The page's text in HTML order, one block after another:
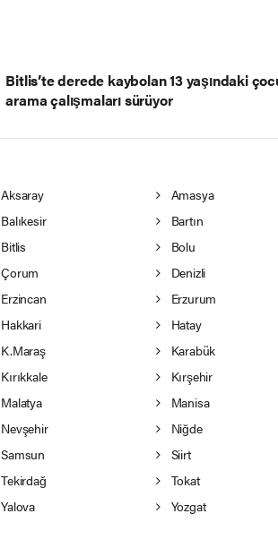
Bitlis’te derede kaybolan 13 yaşındaki
arama çalışmaları sürüyor
Aksaray
Amasya
Balıkesir
Bartın
Bitlis
Bolu
Çorum
Denizli
Erzincan
Erzurum
Hakkari
Hatay
K.Maraş
Karabük
Kırıkkale
Kırşehir
Malatya
Manisa
Nevşehir
Niğde
Samsun
Siirt
Tekirdağ
Tokat
Yalova
Yozgat